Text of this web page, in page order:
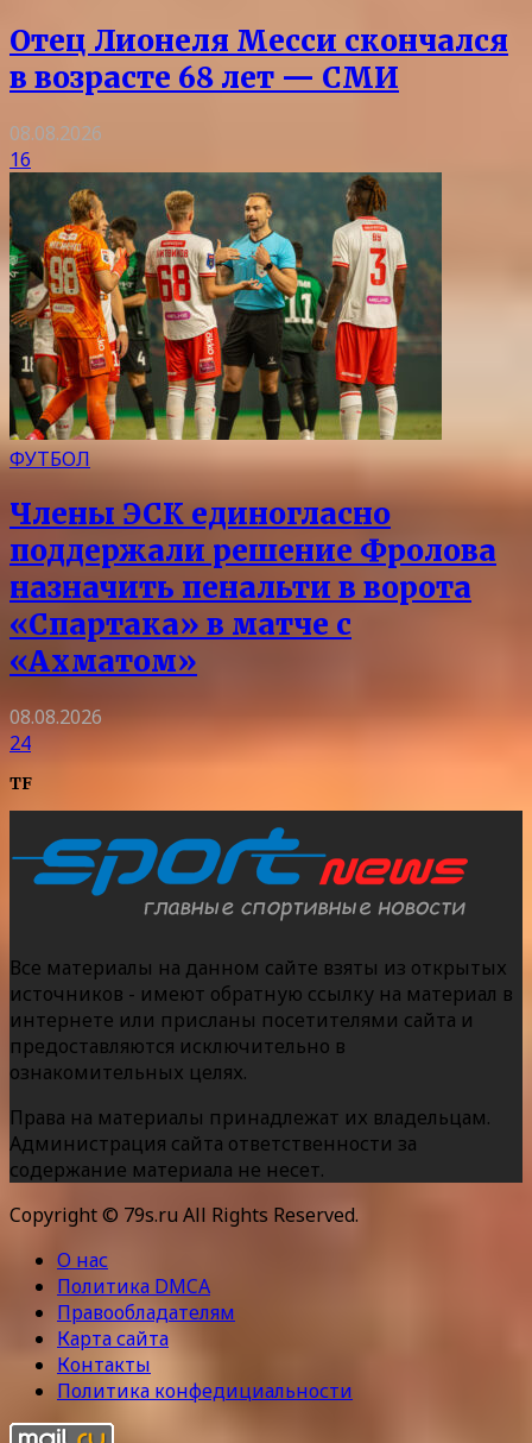
Отец Лионеля Месси скончался
в возрасте 68 лет — СМИ
08.08.2026
16
ФУТБОЛ
Члены ЭСК единогласно
поддержали решение Фролова
назначить пенальти в ворота
«Спартака» в матче с
«Ахматом»
08.08.2026
24
TF
Все материалы на данном сайте взяты из открытых
источников - имеют обратную ссылку на материал в
интернете или присланы посетителями сайта и
предоставляются исключительно в
ознакомительных целях.
Права на материалы принадлежат их владельцам.
Администрация сайта ответственности за
содержание материала не несет.
Copyright © 79s.ru All Rights Reserved.
О нас
Политика DMCA
Правообладателям
Карта сайта
Контакты
Политика конфедициальности